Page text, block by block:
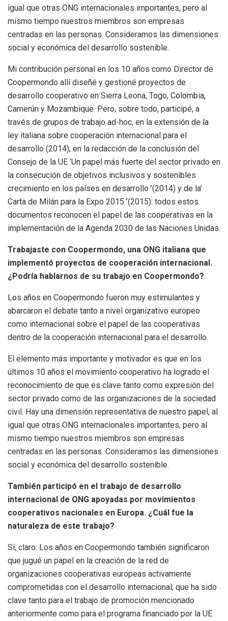
igual que otras ONG internacionales importantes, pero al
mismo tiempo nuestros miembros son empresas
centradas en las personas. Consideramos las dimensiones
social y económica del desarrollo sostenible.
Mi contribución personal en los 10 años como Director de
Coopermondo allí diseñé y gestioné proyectos de
desarrollo cooperativo en Sierra Leona, Togo, Colombia,
Camerún y Mozambique. Pero, sobre todo, participé, a
través de grupos de trabajo ad-hoc, en la extensión de la
ley italiana sobre cooperación internacional para el
desarrollo (2014), en la redacción de la conclusión del
Consejo de la UE ’Un papel más fuerte del sector privado en
la consecución de objetivos inclusivos y sostenibles
crecimiento en los países en desarrollo ’(2014) y de la’
Carta de Milán para la Expo 2015 ’(2015): todos estos
documentos reconocen el papel de las cooperativas en la
implementación de la Agenda 2030 de las Naciones Unidas.
Trabajaste con Coopermondo, una ONG italiana que
implementó proyectos de cooperación internacional.
¿Podría hablarnos de su trabajo en Coopermondo?
Los años en Coopermondo fueron muy estimulantes y
abarcaron el debate tanto a nivel organizativo europeo
como internacional sobre el papel de las cooperativas
dentro de la cooperación internacional para el desarrollo.
El elemento más importante y motivador es que en los
últimos 10 años el movimiento cooperativo ha logrado el
reconocimiento de que es clave tanto como expresión del
sector privado como de las organizaciones de la sociedad
civil. Hay una dimensión representativa de nuestro papel, al
igual que otras ONG internacionales importantes, pero al
mismo tiempo nuestros miembros son empresas
centradas en las personas. Consideramos las dimensiones
social y económica del desarrollo sostenible.
También participó en el trabajo de desarrollo
internacional de ONG apoyadas por movimientos
cooperativos nacionales en Europa. ¿Cuál fue la
naturaleza de este trabajo?
Sí, claro. Los años en Coopermondo también significaron
que jugué un papel en la creación de la red de
organizaciones cooperativas europeas activamente
comprometidas con el desarrollo internacional, que ha sido
clave tanto para el trabajo de promoción mencionado
anteriormente como para el programa financiado por la UE